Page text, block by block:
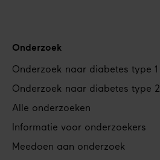
Onderzoek
Onderzoek naar diabetes type 1
Onderzoek naar diabetes type 2
Alle onderzoeken
Informatie voor onderzoekers
Meedoen aan onderzoek